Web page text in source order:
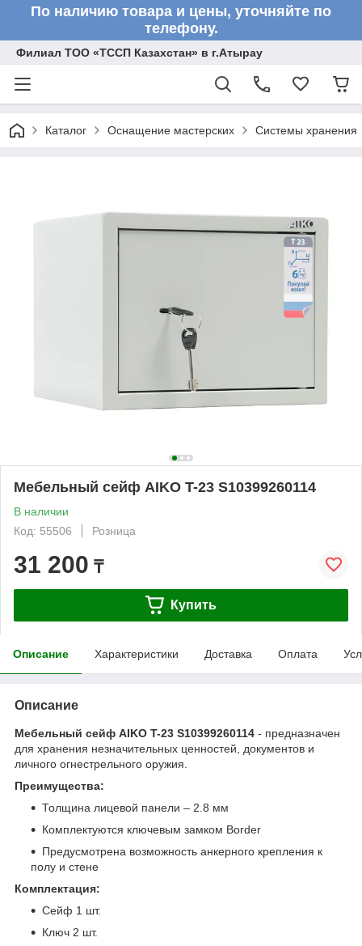
По наличию товара и цены, уточняйте по
телефону.
Филиал ТОО «ТССП Казахстан» в г.Атырау
Каталог Оснащение мастерских Системы хранения
Мебельный сейф AIKO T-23 S10399260114
В наличии
Код: 55506
Розница
31 200 ₸
Купить
Описание Характеристики Доставка Оплата
Описание
Мебельный сейф AIKO T-23 S10399260114 - предназначен
для хранения незначительных ценностей, документов и
личного огнестрельного оружия.
Преимущества:
Толщина лицевой панели – 2.8 мм
Комплектуются ключевым замком Border
Предусмотрена возможность анкерного крепления к
полу и стене
Комплектация:
Сейф 1 шт.
Ключ 2 шт.